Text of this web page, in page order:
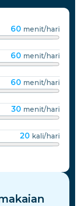
60 menit/hari
60 menit/hari
60 menit/hari
30 menit/hari
20 kali/hari